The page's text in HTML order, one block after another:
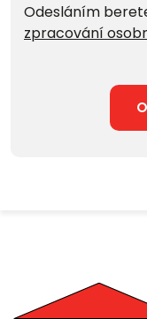
Odesláním
zpracování